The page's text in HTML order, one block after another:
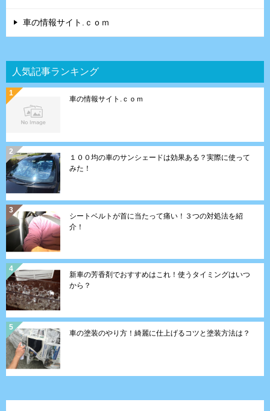
車の情報サイト.ｃｏｍ
人気記事ランキング
車の情報サイト.ｃｏｍ
１００均の車のサンシェードは効果ある？実際に使って
みた！
シートベルトが首に当たって痛い！３つの対処法を紹
介！
新車の芳香剤でおすすめはこれ！使うタイミングはいつ
から？
車の塗装のやり方！綺麗に仕上げるコツと塗装方法は？